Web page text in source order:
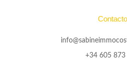
Contacto
+34 605 873